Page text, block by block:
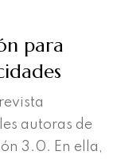
para
autoras de
3.0. En ella,